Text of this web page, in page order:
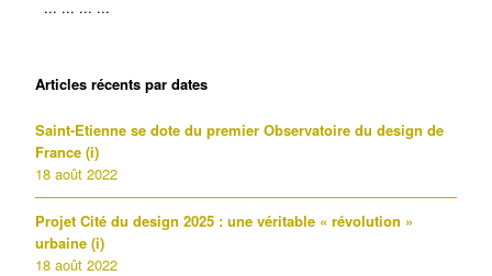
Articles récents par dates
Saint-Etienne se dote du premier Observatoire du design de
France (i)
18 août 2022
Projet Cité du design 2025 : une véritable « révolution »
urbaine (i)
18 août 2022